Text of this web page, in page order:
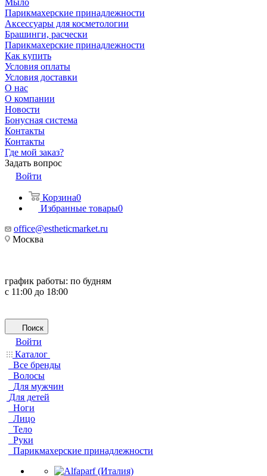
Мыло
Парикмахерские принадлежности
Аксессуары для косметологии
Брашинги, расчески
Парикмахерские принадлежности
Как купить
Условия оплаты
Условия доставки
О нас
О компании
Новости
Бонусная система
Контакты
Контакты
Где мой заказ?
Задать вопрос
Войти
Корзина0
Избранные товары0
office@estheticmarket.ru
Москва
график работы: по будням
с 11:00 до 18:00
Поиск
Войти
Каталог
Все бренды
Волосы
Для мужчин
Для детей
Ноги
Лицо
Тело
Руки
Парикмахерские принадлежности